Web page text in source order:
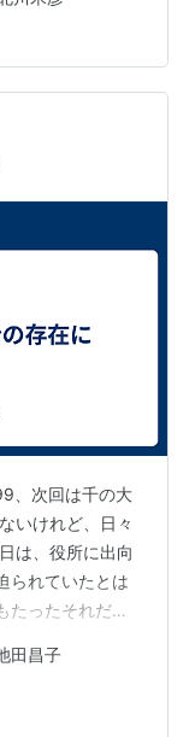
、次回は千の大
いけれど、日々
は、役所に出向
られていたとは
たったそれだけ
子さんが亡く
すが・・・）
オードリーヘ
田昌子